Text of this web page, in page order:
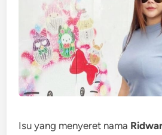
Isu yang menyeret nama